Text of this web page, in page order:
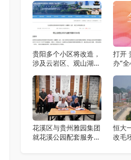
贵阳多个小区将改造，
涉及云岩区、观山湖区
打开
办“
花溪区与贵州雅园集团
就花溪公园配套服务项
恒大
改毛